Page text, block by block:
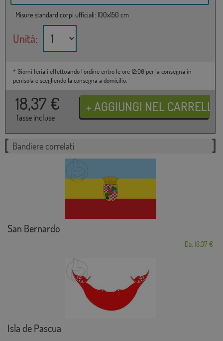
Misure standard corpi ufficiali: 100x150 cm
Unità:
* Giorni feriali effettuando l'ordine entro le ore 12:00 per la consegna in
penisola e scegliendo la consegna a domicilio.
18,37 €
Tasse incluse
Bandiere correlati
San Bernardo
Da: 18,37 €
Isla de Pascua